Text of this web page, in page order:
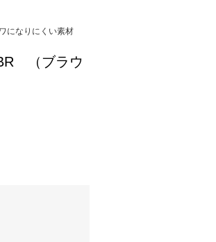
になりにくい素材
（ブラウ